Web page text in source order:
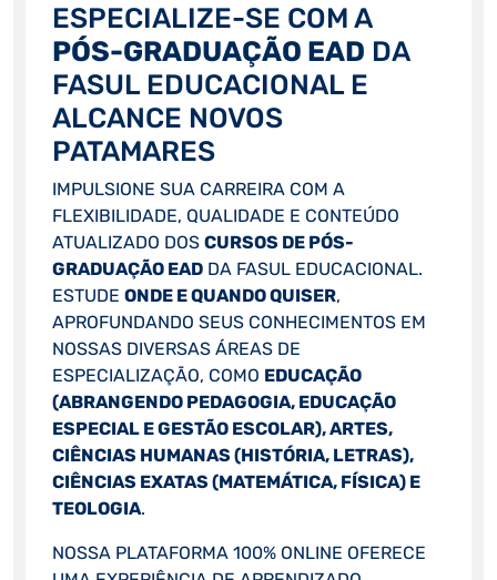
ESPECIALIZE-SE COM A
PÓS-GRADUAÇÃO EAD DA
FASUL EDUCACIONAL E
ALCANCE NOVOS
PATAMARES
IMPULSIONE SUA CARREIRA COM A
FLEXIBILIDADE, QUALIDADE E CONTEÚDO
ATUALIZADO DOS CURSOS DE PÓS-
GRADUAÇÃO EADDA FASUL EDUCACIONAL.
ESTUDE ONDE E QUANDO QUISER,
APROFUNDANDO SEUS CONHECIMENTOS EM
NOSSAS DIVERSAS ÁREAS DE
ESPECIALIZAÇÃO, COMO EDUCAÇÃO
(ABRANGENDO PEDAGOGIA, EDUCAÇÃO
ESPECIAL E GESTÃO ESCOLAR), ARTES,
CIÊNCIAS HUMANAS (HISTÓRIA, LETRAS),
CIÊNCIAS EXATAS (MATEMÁTICA, FÍSICA) E
TEOLOGIA.
NOSSA PLATAFORMA 100% ONLINE OFERECE